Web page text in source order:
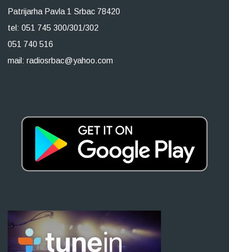
Patrijarha Pavla 1 Srbac 78420
tel: 051 745 300/301/302
051 740 516
mail: radiosrbac@yahoo.com